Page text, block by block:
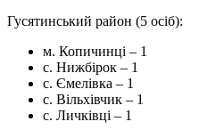
Гусятинський район (5 осіб):
м. Копичинці – 1
с. Нижбірок – 1
с. Ємелівка – 1
с. Вільхівчик – 1
с. Личківці – 1